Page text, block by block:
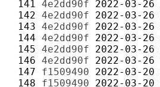
141 4e2dd90f 2022-03-26
142 4e2dd90f 2022-03-26
143 4e2dd90f 2022-03-26
144 4e2dd90f 2022-03-26
145 4e2dd90f 2022-03-26
146 4e2dd90f 2022-03-26
147 f1509490 2022-03-20
148 f1509490 2022-03-20